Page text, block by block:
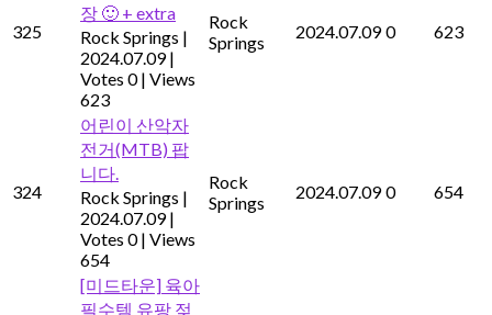
325
장 🙂 + extra
Rock Springs |
2024.07.09 |
Votes 0 | Views
623
Rock
Springs
2024.07.09 0 623
324
어린이 산악자
전거(MTB) 팝
니다.
Rock Springs |
2024.07.09 |
Votes 0 | Views
654
Rock
Springs
2024.07.09 0 654
[미드타운] 육아
필수템 유팡 젖